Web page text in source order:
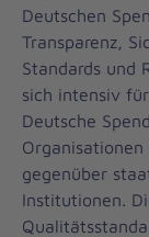
Deutschen
Transparenz,
Standards und
sich intensiv
Deutsche
gegenüber
Institutionen.